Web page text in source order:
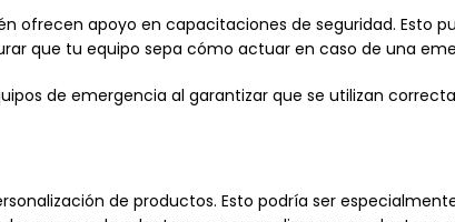
ofrecen apoyo en capacitaciones de seguridad. Esto
que tu equipo sepa cómo actuar en caso de una
de emergencia al garantizar que se utilizan
de productos. Esto podría ser